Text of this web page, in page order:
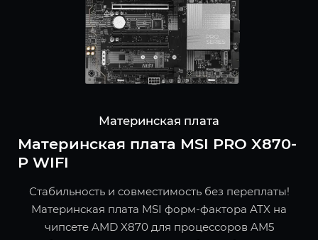
Материнская плата
Материнская плата MSI PRO X870-
P WIFI
Стабильность и совместимость без переплаты!
Материнская плата MSI форм-фактора ATX на
чипсете AMD X870 для процессоров AM5